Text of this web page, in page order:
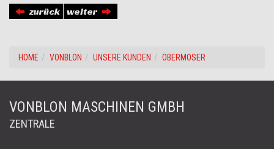
zurück weiter
HOME VONBLON UNSERE KUNDEN OBERMOSER
VONBLON MASCHINEN GMBH
ZENTRALE